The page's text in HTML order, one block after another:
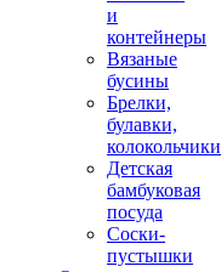
и
контейнеры
Вязаные
бусины
Брелки,
булавки,
колокольчики
Детская
бамбуковая
посуда
Соски-
пустышки